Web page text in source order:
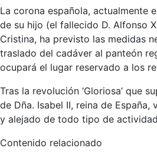
La corona española, actualmente
de su hijo (el fallecido D. Alfonso
Cristina, ha previsto las medidas
traslado del cadáver al panteón
ocupará el lugar reservado a los
Tras la revolución ‘Gloriosa’ que
de Dña. Isabel II, reina de España,
y alejado de todo tipo de
Contenido relacionado